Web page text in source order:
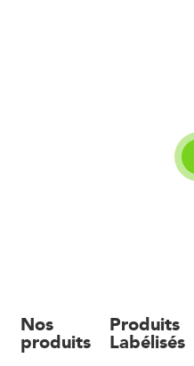
Nos
produits
Produits
Labélisés